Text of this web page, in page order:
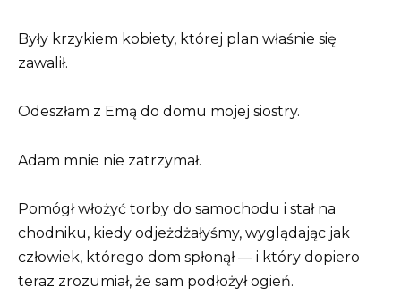
Były krzykiem kobiety, której plan właśnie się
zawalił.
Odeszłam z Emą do domu mojej siostry.
Adam mnie nie zatrzymał.
Pomógł włożyć torby do samochodu i stał na
chodniku, kiedy odjeżdżałyśmy, wyglądając jak
człowiek, którego dom spłonął — i który dopiero
teraz zrozumiał, że sam podłożył ogień.